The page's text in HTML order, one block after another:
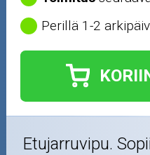
Perillä 1-2
Etujarruvipu.